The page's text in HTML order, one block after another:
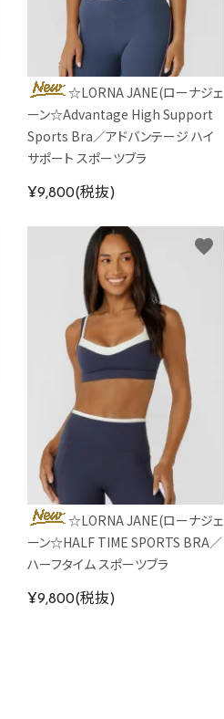
☆LORNA JANE(ローナジェ
ーン☆Advantage High Support
Sports Bra／アドバンテージ ハイ
サポート スポーツブラ
¥9,800(税抜)
☆LORNA JANE(ローナジェ
ーン☆HALF TIME SPORTS BRA／
ハーフタイム スポーツブラ
¥9,800(税抜)
favorite